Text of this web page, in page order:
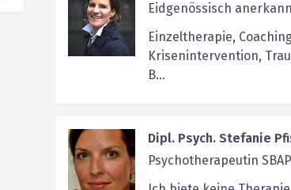
Eidgenössisch
Einzeltherapie,
Krisenintervention,
B...
Dipl. Psych. Stefanie
Psychotherapeutin SBAP